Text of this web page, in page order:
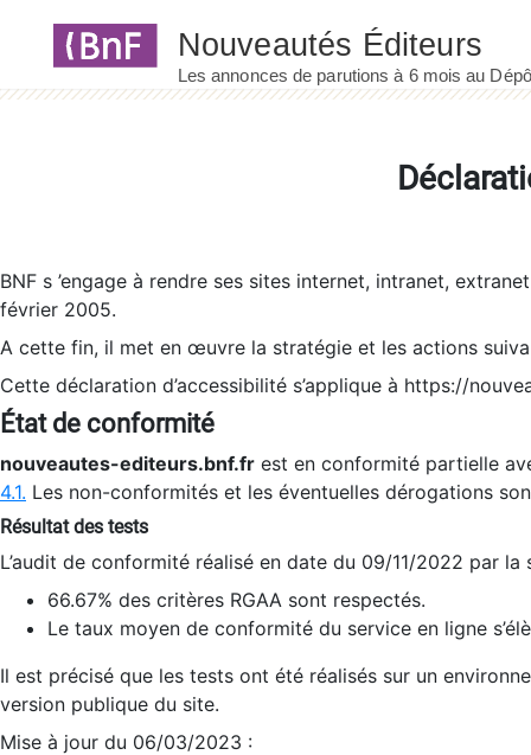
BNF s ’engage à rendre ses sites internet, intranet,
février 2005.
A cette fin, il met en œuvre la stratégie et les actions
Cette déclaration d’accessibilité s’applique à https://
État de conformité
nouveautes-editeurs.bnf.fr est en conformité partielle
4.1. Les non-conformités et les éventuelles dérogations
Résultat des tests
L’audit de conformité réalisé en date du 09/11/2022 par
66.67% des critères RGAA sont respectés.
Le taux moyen de conformité du service en ligne
Il est précisé que les tests ont été réalisés sur un
version publique du site.
Mise à jour du 06/03/2023 :